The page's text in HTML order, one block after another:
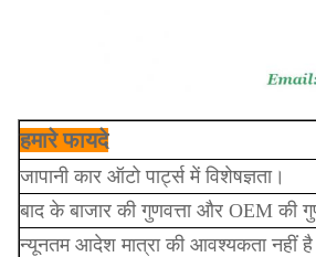
हमारे फायदे
जापानी कार ऑटो पार्ट्स में विशेषज्ञता।
बाद के बाजार की गुणवत्ता और OEM की
न्यूनतम आदेश मात्रा की आवश्यकता नहीं